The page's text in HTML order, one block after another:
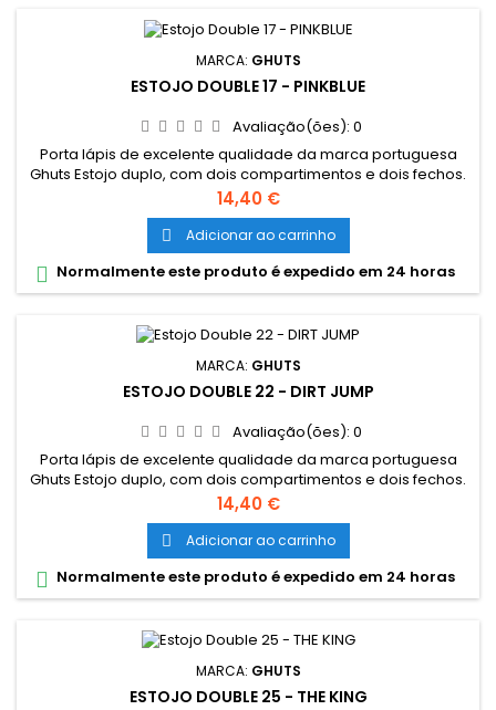
MARCA: GHUTS
ESTOJO DOUBLE 17 - PINKBLUE
Avaliação(ões): 0
Porta lápis de excelente qualidade da marca portuguesa
Ghuts Estojo duplo, com dois compartimentos e dois fechos.
Dimensões: 20,5 x 9,5 x 8 cm Características: Polyester 600D;
Fechos e cursor certificados YKK
Preço
14,40 €
 Adicionar ao carrinho
 Normalmente este produto é expedido em 24 horas
MARCA: GHUTS
ESTOJO DOUBLE 22 - DIRT JUMP
Avaliação(ões): 0
Porta lápis de excelente qualidade da marca portuguesa
Ghuts Estojo duplo, com dois compartimentos e dois fechos.
Dimensões: 20,5 x 9,5 x 8 cm Características: Polyester 600D;
Fechos e cursor certificados YKK
Preço
14,40 €
 Adicionar ao carrinho
 Normalmente este produto é expedido em 24 horas
MARCA: GHUTS
ESTOJO DOUBLE 25 - THE KING